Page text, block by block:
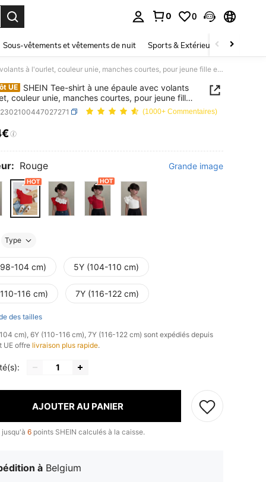
0 0
Sous-vêtements et vêtements de nuit Sports & Extérieur Enfants
SHEIN Tee-shirt à une épaule avec volants à l'ourlet, couleur unie, manches courtes, pour jeune fille en été
UE
SHEIN Tee-shirt à une épaule avec volants
couleur unie, manches courtes, pour jeune fille
(1000+ Commentaires)
AND AVAILABILITY
Rouge Grande image
Type
104 cm) 5Y (104-110 cm)
116 cm) 7Y (116-122 cm)
des tailles
cm), 6Y (110-116 cm), 7Y (116-122 cm) sont expédiés depuis
UE offre livraison plus rapide.
AJOUTER AU PANIER
jusqu'à 6 points SHEIN calculés à la caisse.
à Belgium